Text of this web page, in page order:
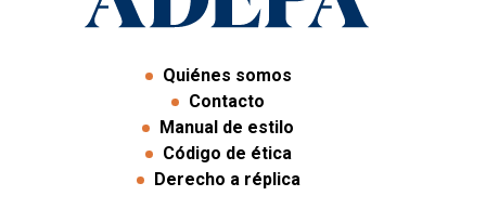
Quiénes somos
Contacto
Manual de estilo
Código de ética
Derecho a réplica